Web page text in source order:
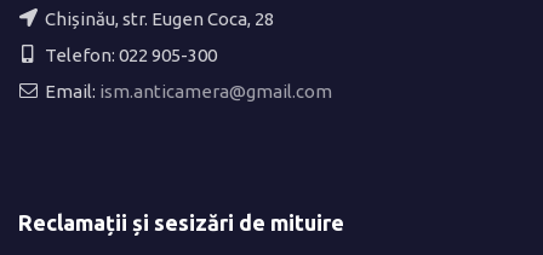
Chișinău, str. Eugen Coca, 28
Telefon: 022 905-300
Email: ism.anticamera@gmail.com
Reclamații și sesizări de mituire